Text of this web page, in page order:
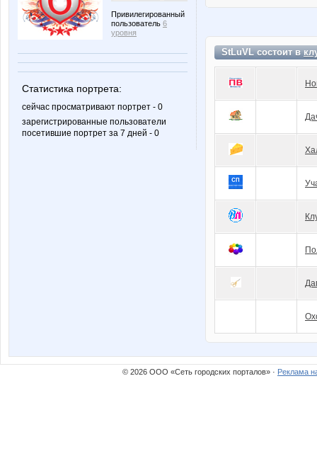
Привилегированный
пользователь 6
уровня
Статистика портрета:
сейчас просматривают портрет - 0
зарегистрированные пользователи
посетившие портрет за 7 дней - 0
StLuVL состоит в
© 2026 ООО «Сеть городских порталов» · Реклама